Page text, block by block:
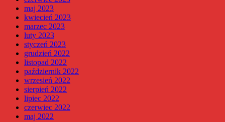
maj 2023
kwiecień 2023
marzec 2023
luty 2023
styczeń 2023
grudzień 2022
listopad 2022
październik 2022
wrzesień 2022
sierpień 2022
lipiec 2022
czerwiec 2022
maj 2022